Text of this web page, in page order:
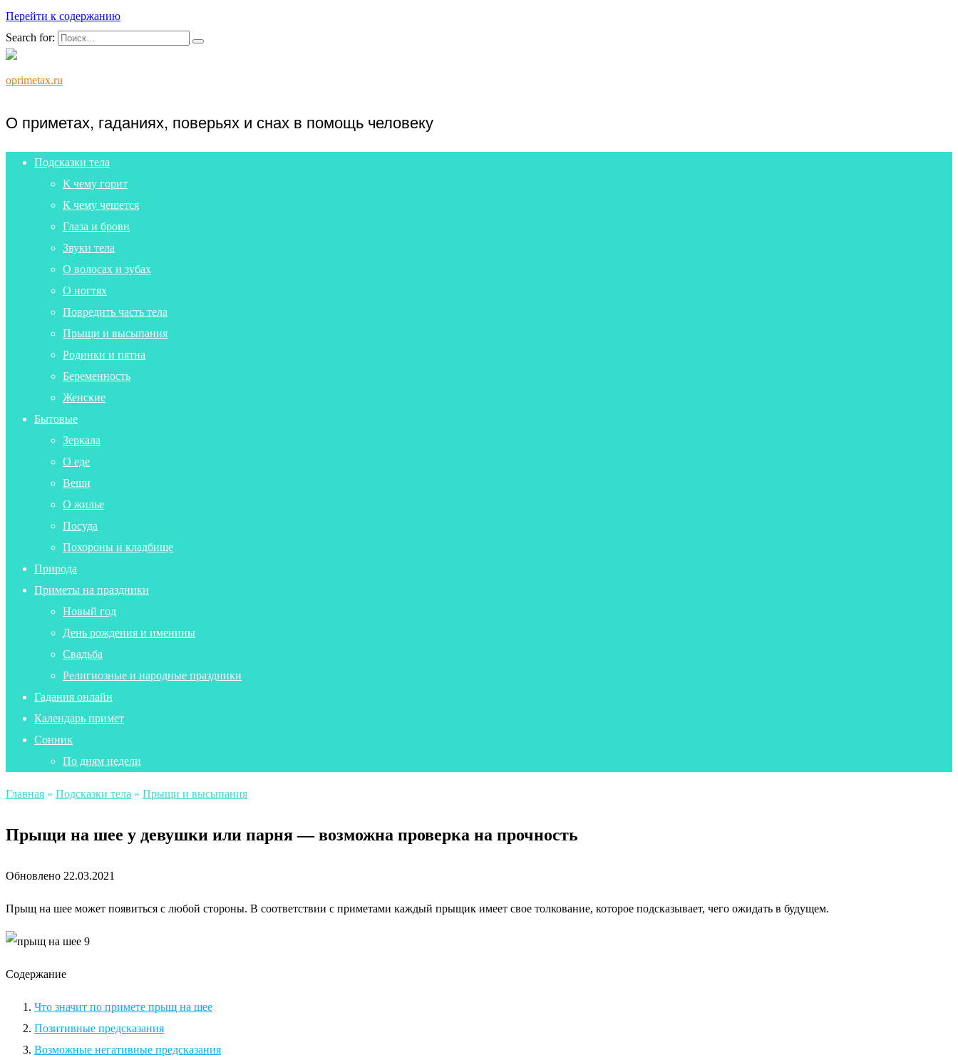
Перейти к содержанию
Search for:
oprimetax.ru
О приметах, гаданиях, поверьях и снах в помощь человеку
Подсказки тела
К чему горит
К чему чешется
Глаза и брови
Звуки тела
О волосах и зубах
О ногтях
Повредить часть тела
Прыщи и высыпания
Родинки и пятна
Беременность
Женские
Бытовые
Зеркала
О еде
Вещи
О жилье
Посуда
Похороны и кладбище
Природа
Приметы на праздники
Новый год
День рождения и именины
Свадьба
Религиозные и народные праздники
Гадания онлайн
Календарь примет
Сонник
По дням недели
Главная » Подсказки тела » Прыщи и высыпания
Прыщи на шее у девушки или парня — возможна проверка на прочность
Обновлено 22.03.2021
Прыщ на шее может появиться с любой стороны. В соответствии с приметами каждый прыщик имеет свое толкование, которое подсказывает, чего ожидать в будущем.
Содержание
Что значит по примете прыщ на шее
Позитивные предсказания
Возможные негативные предсказания